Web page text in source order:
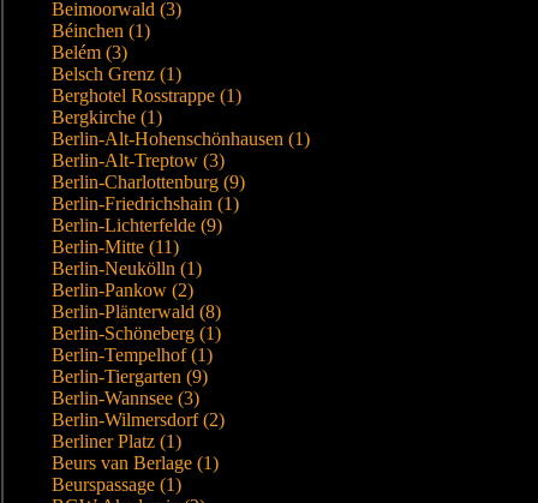
Beimoorwald (3)
Béinchen (1)
Belém (3)
Belsch Grenz (1)
Berghotel Rosstrappe (1)
Bergkirche (1)
Berlin-Alt-Hohenschönhausen (1)
Berlin-Alt-Treptow (3)
Berlin-Charlottenburg (9)
Berlin-Friedrichshain (1)
Berlin-Lichterfelde (9)
Berlin-Mitte (11)
Berlin-Neukölln (1)
Berlin-Pankow (2)
Berlin-Plänterwald (8)
Berlin-Schöneberg (1)
Berlin-Tempelhof (1)
Berlin-Tiergarten (9)
Berlin-Wannsee (3)
Berlin-Wilmersdorf (2)
Berliner Platz (1)
Beurs van Berlage (1)
Beurspassage (1)